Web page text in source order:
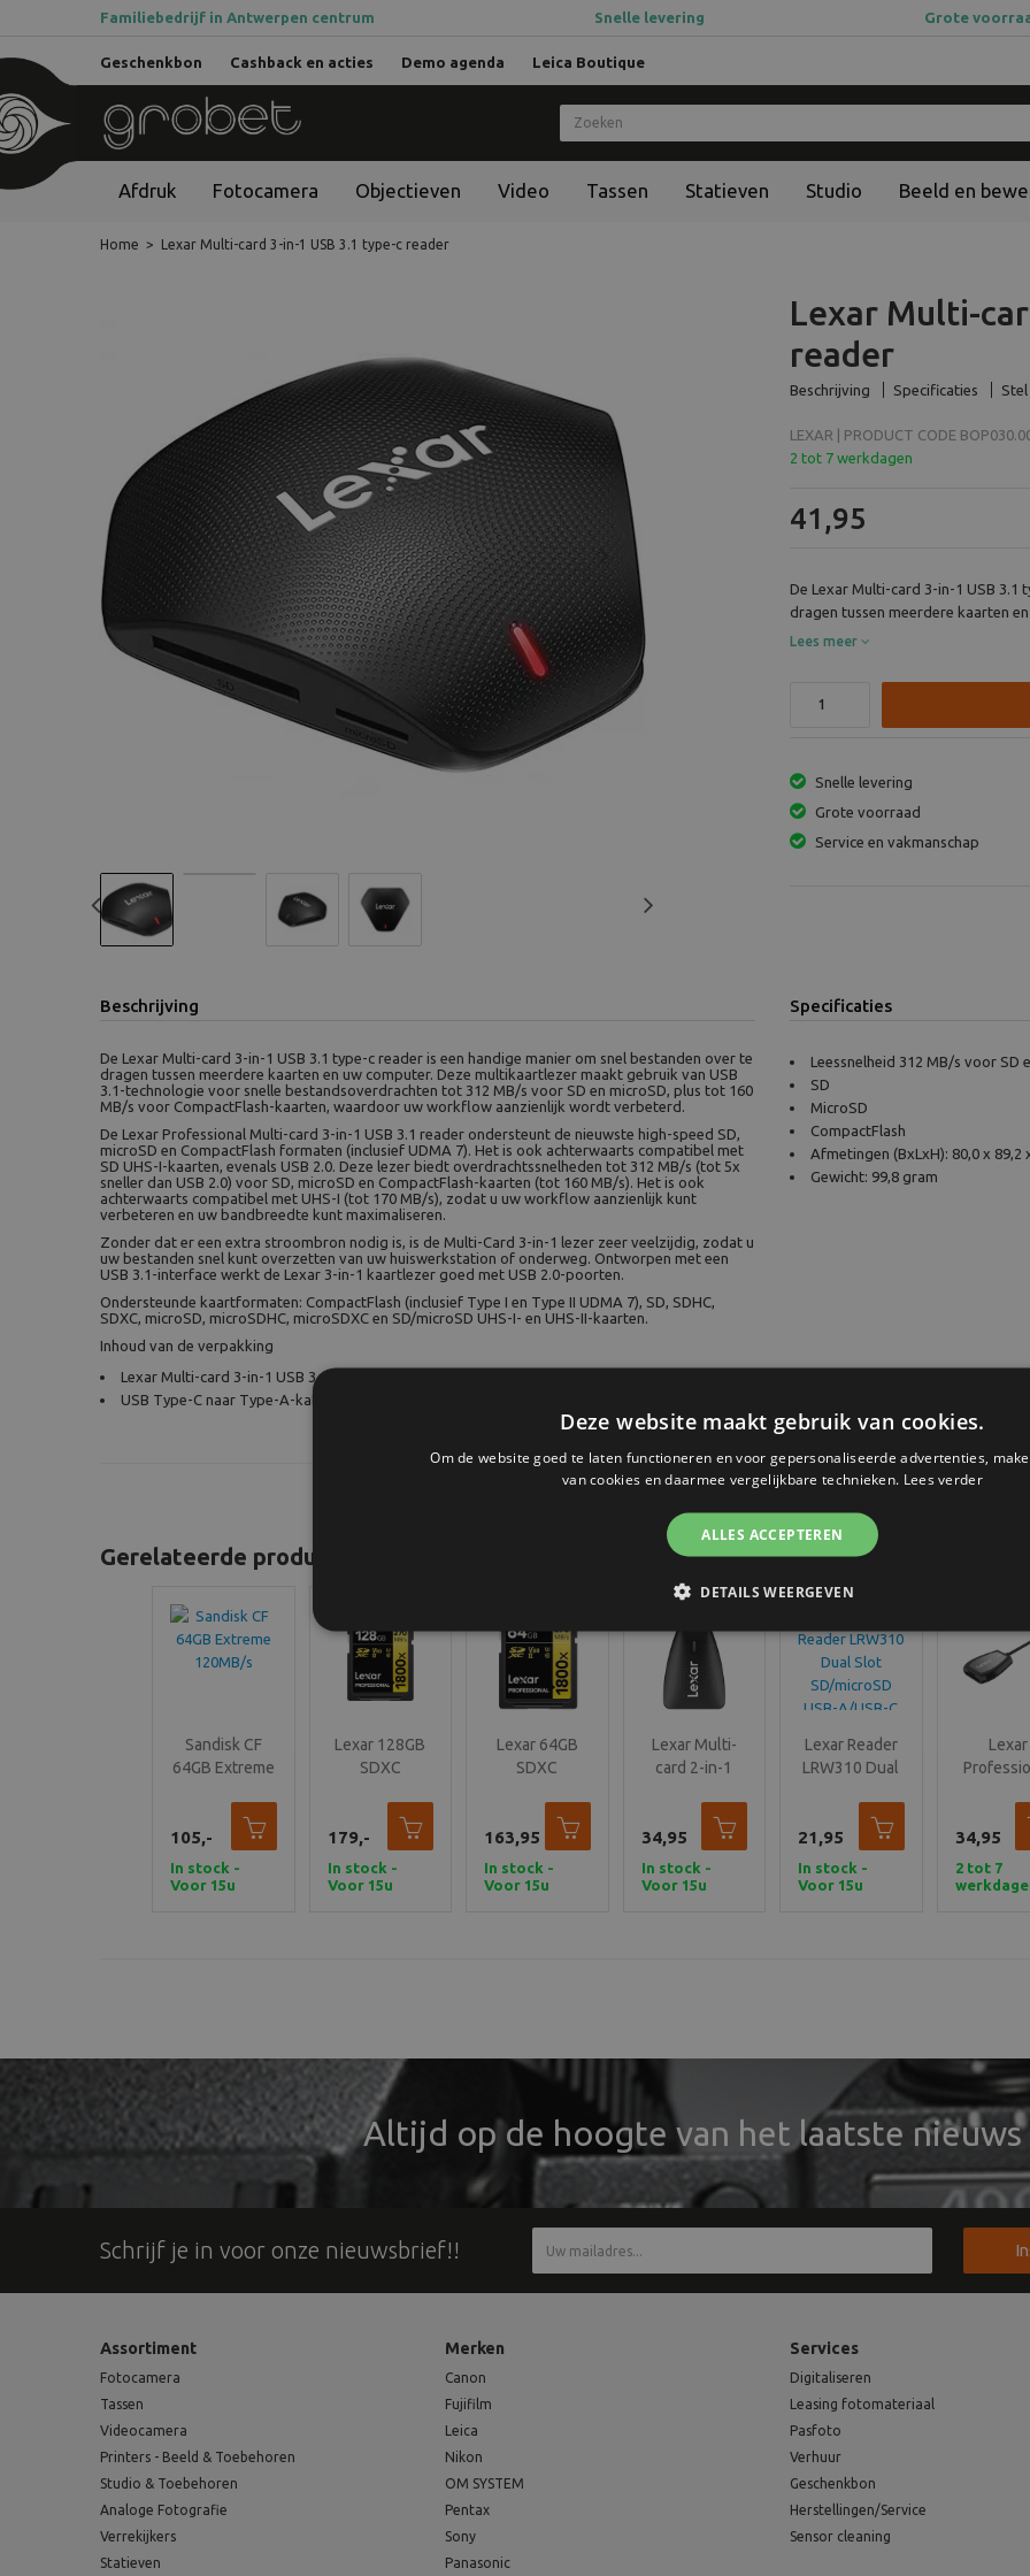
Familiebedrijf in Antwerpen centrum Snelle levering Grote
Geschenkbon Cashback en acties Demo agenda Leica Boutique
Afdruk Fotocamera Objectieven Video Tassen Statieven Studio Beeld en
Home > Lexar Multi-card 3-in-1 USB 3.1 type-c reader
Next
Previous
Lexar Multi-
reader
Beschrijving Specificaties
LEXAR | PRODUCT CODE
2 tot 7 werkdagen
41,95
De Lexar Multi-card 3-in-1 USB 3.1
dragen tussen meerdere kaarten
Lees meer
Snelle levering
Grote voorraad
Service en vakmanschap
Beschrijving
De Lexar Multi-card 3-in-1 USB 3.1 type-c reader is een handige manier om snel bestanden over te
dragen tussen meerdere kaarten en uw computer. Deze multikaartlezer maakt gebruik van USB
3.1-technologie voor snelle bestandsoverdrachten tot 312 MB/s voor SD en microSD, plus tot 160
MB/s voor CompactFlash-kaarten, waardoor uw workflow aanzienlijk wordt verbeterd.
De Lexar Professional Multi-card 3-in-1 USB 3.1 reader ondersteunt de nieuwste high-speed SD,
microSD en CompactFlash formaten (inclusief UDMA 7). Het is ook achterwaarts compatibel met
SD UHS-I-kaarten, evenals USB 2.0. Deze lezer biedt overdrachtssnelheden tot 312 MB/s (tot 5x
sneller dan USB 2.0) voor SD, microSD en CompactFlash-kaarten (tot 160 MB/s). Het is ook
achterwaarts compatibel met UHS-I (tot 170 MB/s), zodat u uw workflow aanzienlijk kunt
verbeteren en uw bandbreedte kunt maximaliseren.
Zonder dat er een extra stroombron nodig is, is de Multi-Card 3-in-1 lezer zeer veelzijdig, zodat u
uw bestanden snel kunt overzetten van uw huiswerkstation of onderweg. Ontworpen met een
USB 3.1-interface werkt de Lexar 3-in-1 kaartlezer goed met USB 2.0-poorten.
Ondersteunde kaartformaten: CompactFlash (inclusief Type I en Type II UDMA 7), SD, SDHC,
SDXC, microSD, microSDHC, microSDXC en SD/microSD UHS-I- en UHS-II-kaarten.
Inhoud van de verpakking
Lexar Multi-card 3-in-1 USB 3.1 type-c reader
USB Type-C naar Type-A-kabel
Specificaties
Leessnelheid 312 MB/s voor
SD
MicroSD
CompactFlash
Afmetingen (BxLxH): 80,0 x 89,2
Gewicht: 99,8 gram
Gerelateerde producten
Sandisk CF
64GB Extreme
105,-
In stock -
Voor 15u
Lexar 128GB
SDXC
1800x UHS-II
V60 Gold
Series
179,-
In stock -
Voor 15u
Lexar 64GB
SDXC
UHS-II 1800x
V60 Gold
Series
163,95
In stock -
Voor 15u
Lexar Multi-
card 2-in-1
for SD
34,95
In stock -
Voor 15u
Lexar Reader
LRW310 Dual
SD/microSD
USB-A/USB-C
3.1
21,95
In stock -
Voor 15u
Lexar
microSD
USB-C
34,95
2 tot 7
Altijd op de hoogte van het laatste nieuws
Schrijf je in voor onze nieuwsbrief!!
Assortiment
Fotocamera
Tassen
Videocamera
Printers - Beeld & Toebehoren
Studio & Toebehoren
Analoge Fotografie
Verrekijkers
Statieven
Merken
Canon
Fujifilm
Leica
Nikon
OM SYSTEM
Pentax
Sony
Panasonic
Services
Digitaliseren
Leasing fotomateriaal
Pasfoto
Verhuur
Geschenkbon
Herstellingen/Service
Sensor cleaning
Deze website maakt gebruik van cookies.
Om de website goed te laten functioneren en voor gepersonaliseerde advertenties,
van cookies en daarmee vergelijkbare technieken. Lees verder
ALLES ACCEPTEREN
DETAILS WEERGEVEN